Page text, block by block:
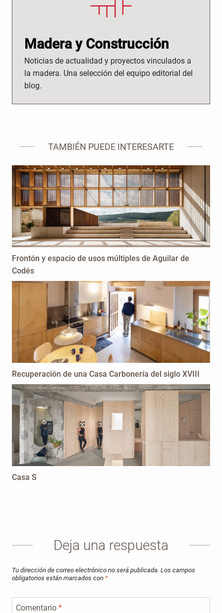
Madera y Construcción
Noticias de actualidad y proyectos vinculados a
la madera. Una selección del equipo editorial del
blog.
TAMBIÉN PUEDE INTERESARTE
Frontón y espacio de usos múltiples de Aguilar de
Codés
Recuperación de una Casa Carbonería del siglo XVIII
Casa S
Deja una respuesta
Tu dirección de correo electrónico no será publicada. Los campos
obligatorios están marcados con *
Comentario *